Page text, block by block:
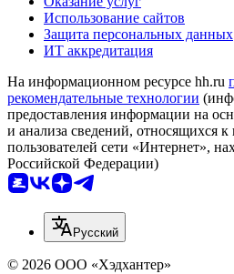
Использование сайтов
Защита персональных данных
ИТ аккредитация
На информационном ресурсе hh.ru
рекомендательные технологии
предоставления информации на
и анализа сведений, относящихся
пользователей сети «Интернет»,
Российской Федерации)
Русский
© 2026 ООО «Хэдхантер»